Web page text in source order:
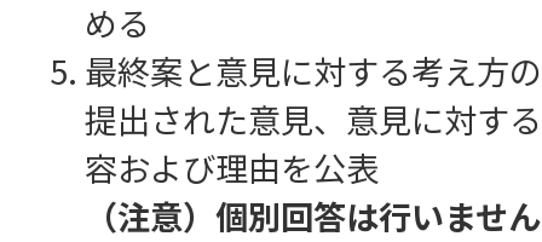
める
最終案と意見に対する考え方
提出された意見、意見に対す
容および理由を公表
（注意）個別回答は行いませ